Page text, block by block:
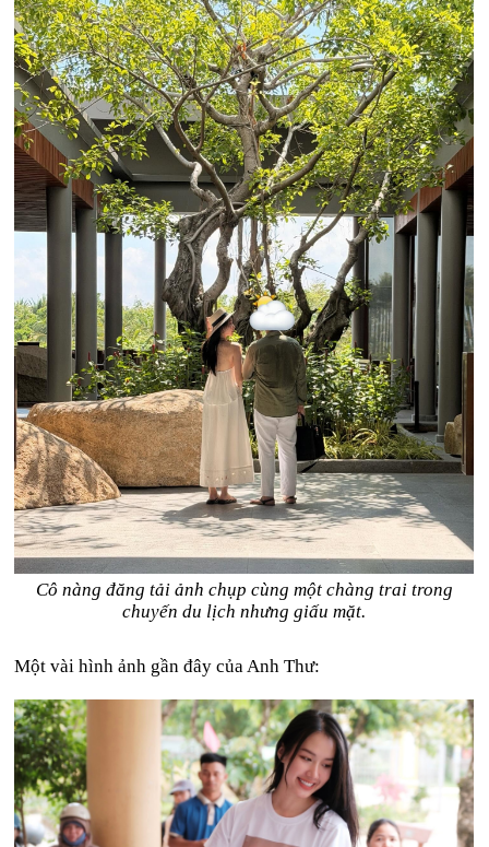
Cô nàng đăng tải ảnh chụp cùng một chàng trai trong
chuyến du lịch nhưng giấu mặt.
Một vài hình ảnh gần đây của Anh Thư: